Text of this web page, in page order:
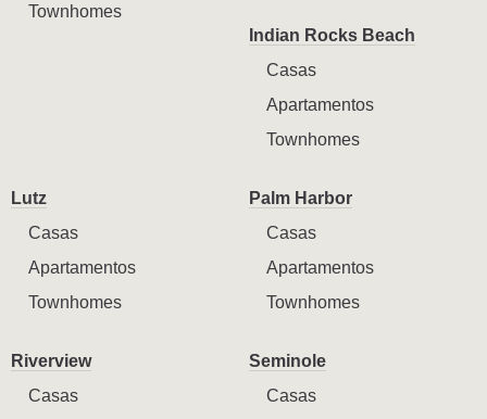
Townhomes
Indian Rocks Beach
Casas
Apartamentos
Townhomes
Lutz
Casas
Apartamentos
Townhomes
Palm Harbor
Casas
Apartamentos
Townhomes
Riverview
Casas
Seminole
Casas